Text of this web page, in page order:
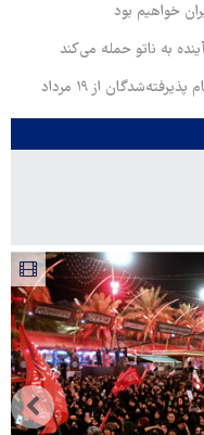
خواهیم بود
به ناتو حمله می‌کند
از ۱۹ مرداد